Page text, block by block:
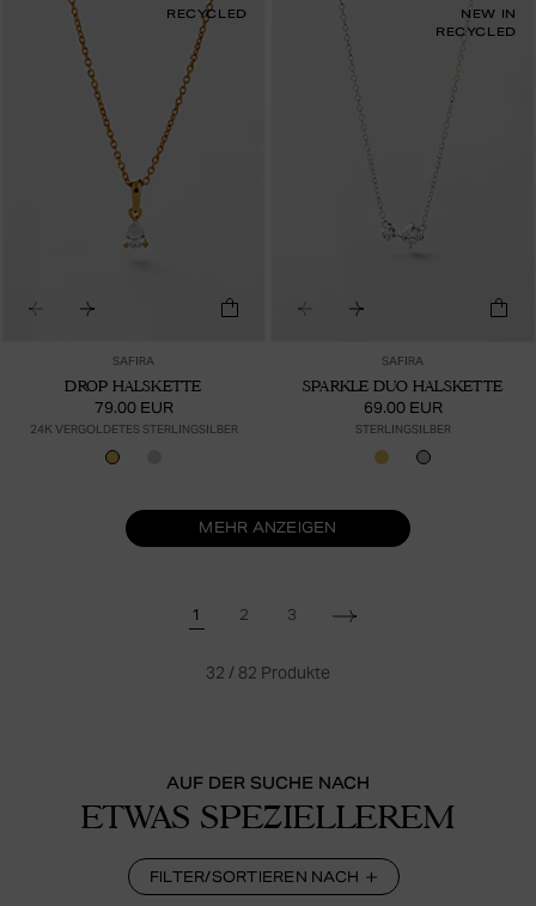
RECYCLED
SAFIRA
DROP HALSKETTE
79.00 EUR
24K VERGOLDETES STERLINGSILBER
NEW IN
RECYCLED
SAFIRA
SPARKLE DUO HALSKETTE
69.00 EUR
STERLINGSILBER
MEHR ANZEIGEN
1 2 3
32 / 82 Produkte
AUF DER SUCHE NACH
ETWAS SPEZIELLEREM
FILTER/SORTIEREN NACH